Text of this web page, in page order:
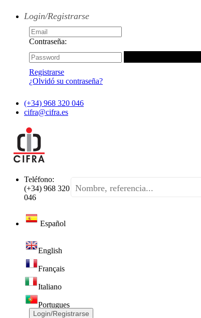
Login/Registrarse
Contraseña:
Registrarse
¿Olvidó su contraseña?
(+34) 968 320 046
cifra@cifra.es
Teléfono:
(+34) 968 320
046
Español
English
Français
Italiano
Portugues
Login/Registrarse